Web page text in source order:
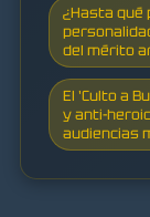
¿Hasta qué
del mérito
El 'Culto a
y anti-
audiencias